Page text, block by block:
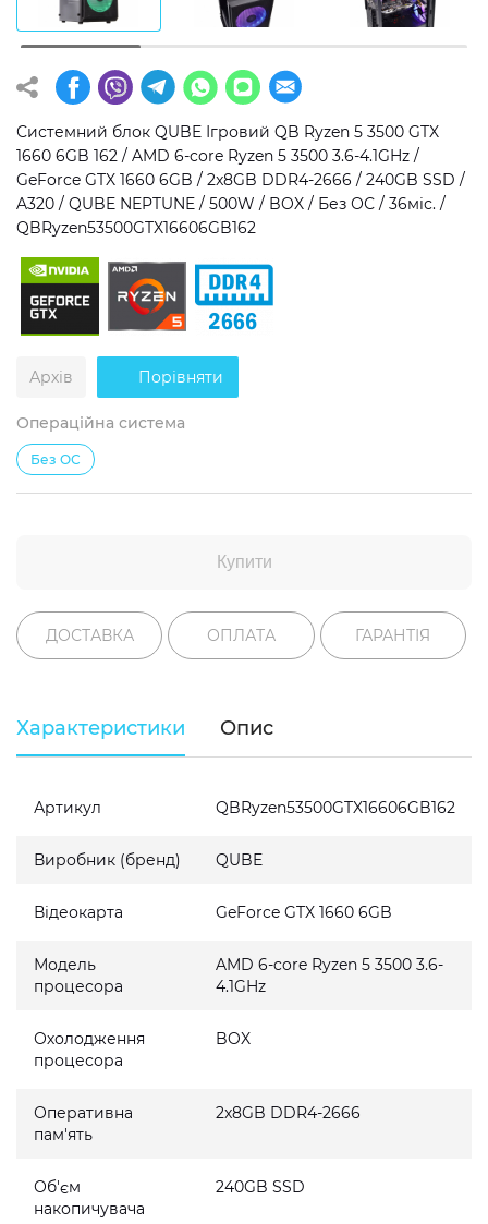
Операційна система
Windows 11 Home
Windows 11 Pro
Без ОС
Тип накопичувача
SSD
HDD
SSD + HDD
Додатково
RGB-підсвічування
Розблокований множник CPU
Надшвидкий M.2 SSD NVME
Системний блок QUBE Ігровий QB Ryzen 5 3500 GTX
1660 6GB 162 / AMD 6-core Ryzen 5 3500 3.6-4.1GHz /
GeForce GTX 1660 6GB / 2x8GB DDR4-2666 / 240GB SSD /
A320 / QUBE NEPTUNE / 500W / BOX / Без ОС / 36міс. /
QBRyzen53500GTX16606GB162
Архів Порівняти
Операційна система
Без ОС
Купити
ДОСТАВКА ОПЛАТА ГАРАНТІЯ
Характеристики Опис
Артикул QBRyzen53500GTX16606GB162
Виробник (бренд) QUBE
Відеокарта GeForce GTX 1660 6GB
Модель
процесора
AMD 6-core Ryzen 5 3500 3.6-
4.1GHz
Охолодження
процесора
BOX
Оперативна
пам'ять
2x8GB DDR4-2666
Об'єм
накопичувача
240GB SSD